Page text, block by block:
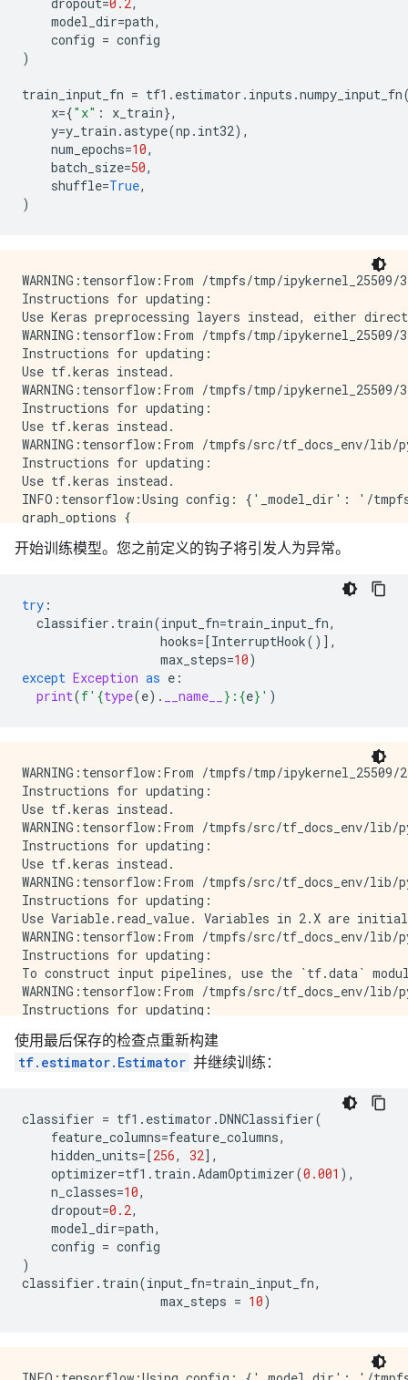
model_dir=path,
config = config
)
train_input_fn = tf1 . estimator . inputs .numpy_input_fn
x={"x" : x_train},
y=y_train .astype(np . int32),
num_epochs=10,
batch_size=50,
shuffle=True,
)
WARNING:tensorflow:From /tmpfs/tmp/
Instructions for updating:
Use Keras preprocessing layers instead, either
WARNING:tensorflow:From /tmpfs/tmp/
Instructions for updating:
Use tf.keras instead.
WARNING:tensorflow:From /tmpfs/tmp/
Instructions for updating:
Use tf.keras instead.
WARNING:tensorflow:From /tmpfs/src/tf_docs_env/
Instructions for updating:
Use tf.keras instead.
INFO:tensorflow:Using config: {'_model_dir': '/
graph_options {
    meta_optimizer_iterations: ONE
, '_keep_checkpoint_max': 5,
WARNING:tensorflow:From /tmpfs/tmp/
WARNING:tensorflow:From /tmpfs/tmp/
Instructions for updating:
开始训练模型。您之前定义的钩子将引发人为异常。
try :
classifier . train(input_fn=train_input_fn,
hooks=[InterruptHook()],
max_steps=10)
except Exception as e :
print(f' {type(e) . __name__ } : {e} ' )
WARNING:tensorflow:From /tmpfs/tmp/
Instructions for updating:
Use tf.keras instead.
WARNING:tensorflow:From /tmpfs/src/tf_docs_env/
Instructions for updating:
Use tf.keras instead.
WARNING:tensorflow:From /tmpfs/src/
Instructions for updating:
Use Variable.read_value. Variables in 2.X are
WARNING:tensorflow:From /tmpfs/src/tf_docs_env/
Instructions for updating:
To construct input pipelines, use the `tf.data`
WARNING:tensorflow:From /tmpfs/src/tf_docs_env/
Instructions for updating:
INFO:tensorflow:Calling model_fn.
WARNING:tensorflow:From /tmpfs/src/tf_docs_env/
WARNING:tensorflow:From /tmpfs/src/tf_docs_env/
Instructions for updating:
Use tf.keras instead.
INFO:tensorflow:Done calling model_fn.
WARNING:tensorflow:From /tmpfs/src/tf_docs_env/
Instructions for updating:
Use tf.keras instead.
WARNING:tensorflow:From /tmpfs/src/tf_docs_env/
Instructions for updating:
Use tf.keras instead.
WARNING:tensorflow:From /tmpfs/src/tf_docs_env/
WARNING:tensorflow:From /tmpfs/src/tf_docs_env/
Instructions for updating:
使用最后保存的检查点重新构建
tf.estimator.Estimator 并继续训练：
classifier = tf1 . estimator .DNNClassifier(
feature_columns=feature_columns,
hidden_units=[256, 32],
optimizer=tf1 . train .AdamOptimizer(0.001 ),
n_classes=10,
dropout=0.2,
model_dir=path,
config = config
)
classifier . train(input_fn=train_input_fn,
max_steps = 10)